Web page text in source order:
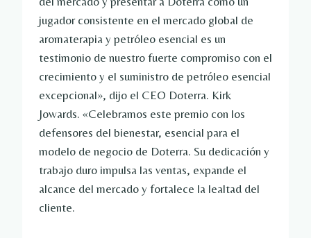
jugador consistente en el mercado global de
aromaterapia y petróleo esencial es un
testimonio de nuestro fuerte compromiso con el
crecimiento y el suministro de petróleo esencial
excepcional», dijo el CEO Doterra. Kirk
Jowards. «Celebramos este premio con los
defensores del bienestar, esencial para el
modelo de negocio de Doterra. Su dedicación y
trabajo duro impulsa las ventas, expande el
alcance del mercado y fortalece la lealtad del
cliente.